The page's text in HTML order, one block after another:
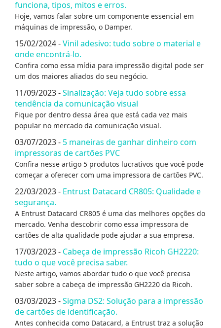
funciona, tipos, mitos e erros.
Hoje, vamos falar sobre um componente essencial em
máquinas de impressão, o Damper.
15/02/2024 -Vinil adesivo: tudo sobre o material e
onde encontrá-lo.
Confira como essa mídia para impressão digital pode ser
um dos maiores aliados do seu negócio.
11/09/2023 -Sinalização: Veja tudo sobre essa
tendência da comunicação visual
Fique por dentro dessa área que está cada vez mais
popular no mercado da comunicação visual.
03/07/2023 - 5 maneiras de ganhar dinheiro com
impressoras de cartões PVC
Confira nesse artigo 5 produtos lucrativos que você pode
começar a oferecer com uma impressora de cartões PVC.
22/03/2023 - Entrust Datacard CR805: Qualidade e
segurança.
A Entrust Datacard CR805 é uma das melhores opções do
mercado. Venha descobrir como essa impressora de
cartões de alta qualidade pode ajudar a sua empresa.
17/03/2023 - Cabeça de impressão Ricoh GH2220:
tudo o que você precisa saber.
Neste artigo, vamos abordar tudo o que você precisa
saber sobre a cabeça de impressão GH2220 da Ricoh.
03/03/2023 -Sigma DS2: Solução para a impressão
de cartões de identificação.
Antes conhecida como Datacard, a Entrust traz a solução